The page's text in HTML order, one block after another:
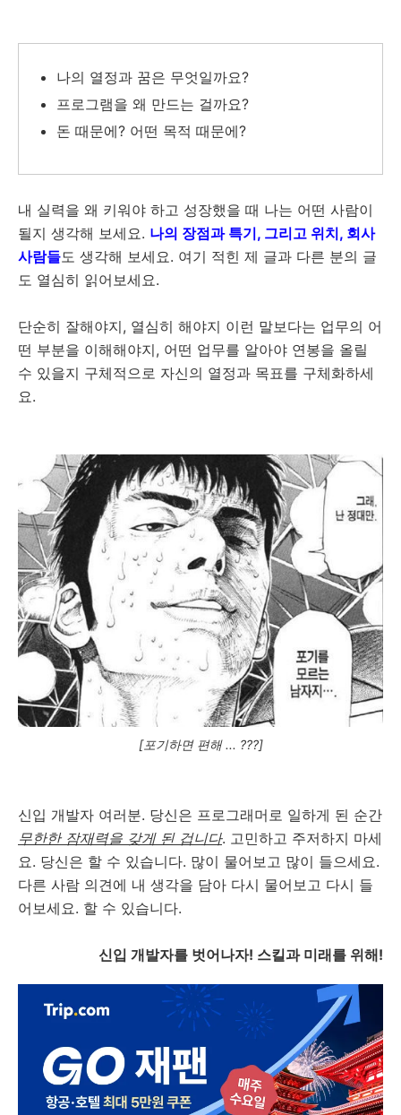
나의 열정과 꿈은 무엇일까요?
프로그램을 왜 만드는 걸까요?
돈 때문에? 어떤 목적 때문에?
내 실력을 왜 키워야 하고 성장했을 때 나는 어떤 사람이
될지 생각해 보세요. 나의 장점과 특기, 그리고 위치, 회사
사람들도 생각해 보세요. 여기 적힌 제 글과 다른 분의 글
도 열심히 읽어보세요.
단순히 잘해야지, 열심히 해야지 이런 말보다는 업무의 어
떤 부분을 이해해야지, 어떤 업무를 알아야 연봉을 올릴
수 있을지 구체적으로 자신의 열정과 목표를 구체화하세
요.
[포기하면 편해 ... ???]
신입 개발자 여러분. 당신은 프로그래머로 일하게 된 순간
무한한 잠재력을 갖게 된 겁니다. 고민하고 주저하지 마세
요. 당신은 할 수 있습니다. 많이 물어보고 많이 들으세요.
다른 사람 의견에 내 생각을 담아 다시 물어보고 다시 들
어보세요. 할 수 있습니다.
신입 개발자를 벗어나자! 스킬과 미래를 위해!